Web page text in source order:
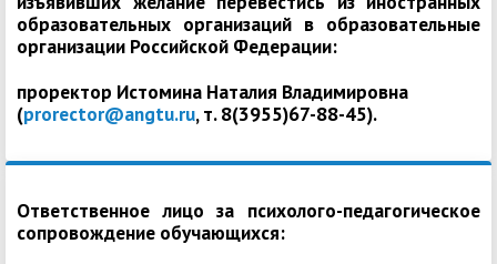
образовательных организаций в образовательные
организации Российской Федерации:
проректор Истомина Наталия Владимировна
(prorector@angtu.ru, т. 8(3955)67-88-45).
Ответственное лицо за психолого-педагогическое
сопровождение обучающихся: